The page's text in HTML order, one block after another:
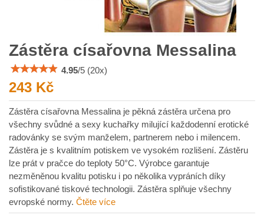
Zástěra císařovna Messalina
4.95/5 (20x)
243 Kč
Zástěra císařovna Messalina je pěkná zástěra určena pro
všechny svůdné a sexy kuchařky milující každodenní erotické
radovánky se svým manželem, partnerem nebo i milencem.
Zástěra je s kvalitním potiskem ve vysokém rozlišení. Zástěru
lze prát v pračce do teploty 50°C. Výrobce garantuje
nezměněnou kvalitu potisku i po několika vypráních díky
sofistikované tiskové technologii. Zástěra splňuje všechny
evropské normy. Čtěte více